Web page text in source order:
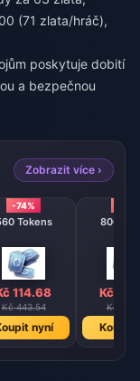
(71 zlata/hráč),
poskytuje dobití
a bezpečnou
Zobrazit více ›
-74%
560 Tokens
114.68
Kč 443.54
nyní
Kč
Kč
Koupit